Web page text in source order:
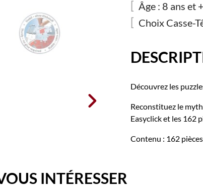

Âge : 8 ans et +
Choix Casse-
Découvrez les
Reconstituez le
Easyclick et les 162
Contenu : 162
INTÉRESSER